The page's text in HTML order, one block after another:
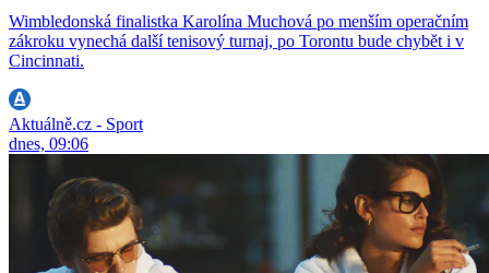
Wimbledonská finalistka Karolína Muchová po menším operačním
zákroku vynechá další tenisový turnaj, po Torontu bude chybět i v
Cincinnati.
Aktuálně.cz - Sport
dnes, 09:06